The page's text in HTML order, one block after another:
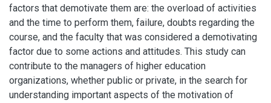
factors that demotivate them are: the overload of activities
and the time to perform them, failure, doubts regarding the
course, and the faculty that was considered a demotivating
factor due to some actions and attitudes. This study can
contribute to the managers of higher education
organizations, whether public or private, in the search for
understanding important aspects of the motivation of